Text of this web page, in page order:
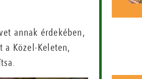
annak érdekében,
Közel-Keleten,